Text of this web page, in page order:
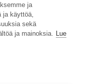
ja
ja käyttöä,
sekä
ja mainoksia. Lue
Euroopan unionin
ainoastaan
komissio ei ole
käytöstä.